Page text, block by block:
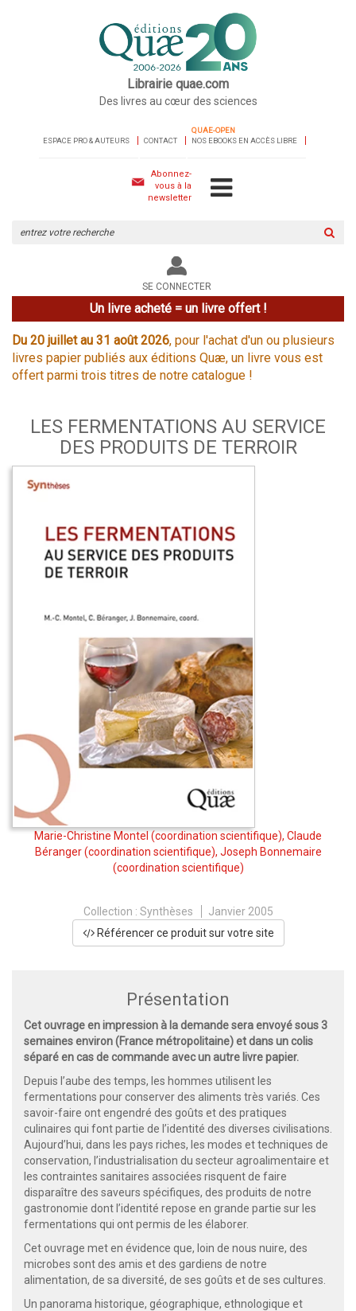
Librairie quae.com
Des livres au cœur des sciences
ESPACE PRO & AUTEURS CONTACT
QUAE-OPEN
NOS EBOOKS EN ACCÈS LIBRE
Abonnez-
vous à la
newsletter
le
site
SE CONNECTER
Un livre acheté = un livre offert !
Du 20 juillet au 31 août 2026, pour l'achat d'un ou plusieurs
livres papier publiés aux éditions Quæ, un livre vous est
offert parmi trois titres de notre catalogue !
LES FERMENTATIONS AU SERVICE
DES PRODUITS DE TERROIR
Marie-Christine Montel (coordination scientifique), Claude
Béranger(coordination scientifique), Joseph Bonnemaire
(coordination scientifique)
Collection : Synthèses
Janvier 2005
Référencer ce produit sur votre site
Présentation
Cet ouvrage en impression à la demande sera envoyé sous 3
semaines environ (France métropolitaine) et dans un colis
séparé en cas de commande avec un autre livre papier.
Depuis l’aube des temps, les hommes utilisent les
fermentations pour conserver des aliments très variés. Ces
savoir-faire ont engendré des goûts et des pratiques
culinaires qui font partie de l’identité des diverses civilisations.
Aujourd’hui, dans les pays riches, les modes et techniques de
conservation, l’industrialisation du secteur agroalimentaire et
les contraintes sanitaires associées risquent de faire
disparaître des saveurs spécifiques, des produits de notre
gastronomie dont l’identité repose en grande partie sur les
fermentations qui ont permis de les élaborer.
Cet ouvrage met en évidence que, loin de nous nuire, des
microbes sont des amis et des gardiens de notre
alimentation, de sa diversité, de ses goûts et de ses cultures.
Un panorama historique, géographique, ethnologique et